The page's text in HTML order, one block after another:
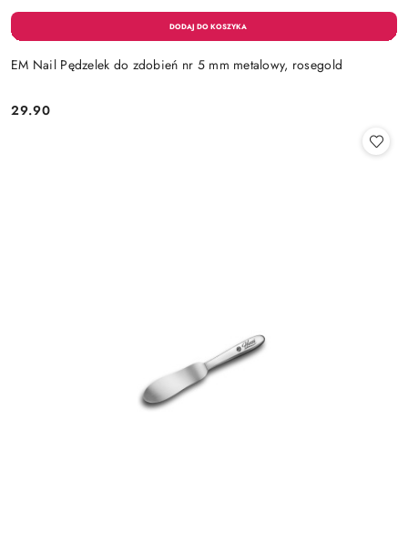
EM Nail Pędzelek do zdobień nr 5 mm metalowy, rosegold
Cena:
29.90